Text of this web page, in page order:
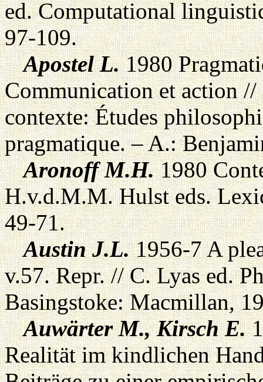
ed. Computational
97-109.
Apostel L.1980
Communication et action //
contexte: Études
pragmatique. – A.:
Aronoff M.H.1980
H.v.d.M.M. Hulst eds.
49-71.
Austin J.L.1956-7 A
v.57. Repr. // C. Lyas ed.
Basingstoke: Macmillan,
Auwärter M., Kirsch E.
Realität im kindlichen